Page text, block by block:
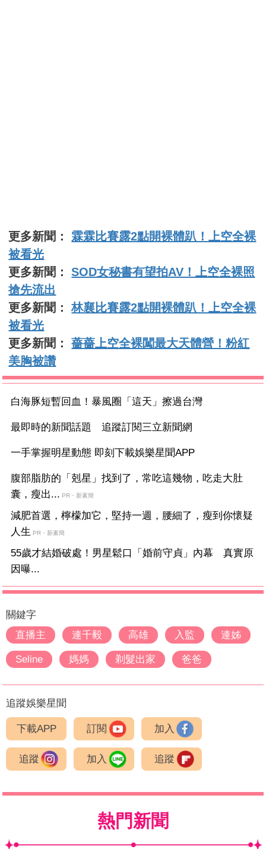
更多新聞： 霖霖比賽露2點開裸體趴！上空全裸
被看光
更多新聞：SOD女秘書有望拍AV！上空全裸照
搶先流出
更多新聞：林襄比賽露2點開裸體趴！上空全裸
被看光
更多新聞：薔薔上空全裸闖最大天體營！粉紅
美胸被讚
白海豚短暫回血！暴風圈「這天」擦過台灣
最即時的新聞話題 追蹤訂閱三立新聞網
一手掌握明星動態 即刻下載娛樂星聞APP
腹部脂肪的「剋星」找到了，常吃這幾物，吃走大肚
囊，瘦出... PR・新素簡
減肥首選，檸檬加它，堅持一週，腰細了，瘦到你懷疑
人生 PR・新素簡
55歲才結婚破處！男星鬆口「婚前守貞」內幕 真實原
因曝...
關鍵字
直播主
連千毅 高雄 入監 連姊
Seline 媽媽 剃髮出家 爸爸
追蹤娛樂星聞
下載APP 訂閱 加入
追蹤 加入 追蹤
熱門新聞